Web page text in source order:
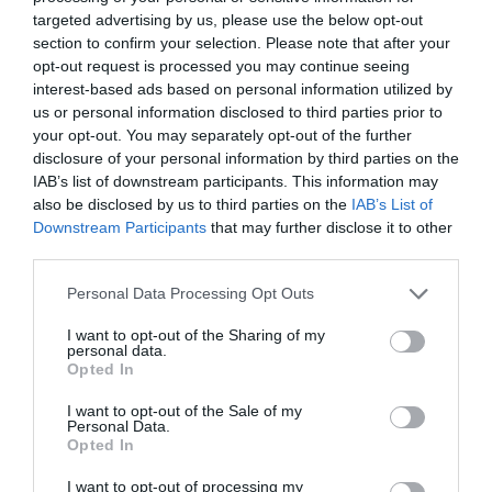
targeted advertising by us, please use the below opt-out
section to confirm your selection. Please note that after your
opt-out request is processed you may continue seeing
interest-based ads based on personal information utilized by
us or personal information disclosed to third parties prior to
your opt-out. You may separately opt-out of the further
disclosure of your personal information by third parties on the
IAB’s list of downstream participants. This information may
also be disclosed by us to third parties on the IAB’s List of
Downstream Participants that may further disclose it to other
Personal Data Processing Opt Outs
I want to opt-out of the Sharing of my
personal data.
Opted In
I want to opt-out of the Sale of my
Personal Data.
Opted In
I want to opt-out of processing my
Barraix. /EPDA
Instintivament, he tornat a rellegir la definició que el
diccionari Alcover-Moll dona del topònim com a
(València)”. He recordat quan en el segle passat Serra
va intentar apropiar-se de les aigües de la font. He
repassat la creació de la fonda situada en el paratge i
el malnom de “Barraixeros”. He pensat com
l’ajuntament d’Estivella ha regulat històricament el
consum de l’aqüífer, les construccions o els camins.